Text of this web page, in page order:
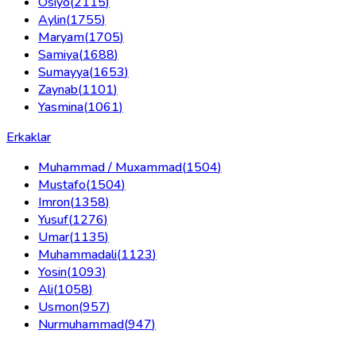
Aylin(1755)
Maryam(1705)
Samiya(1688)
Sumayya(1653)
Zaynab(1101)
Yasmina(1061)
Erkaklar
Muhammad / Muxammad(1504)
Mustafo(1504)
Imron(1358)
Yusuf(1276)
Umar(1135)
Muhammadali(1123)
Yosin(1093)
Ali(1058)
Usmon(957)
Nurmuhammad(947)